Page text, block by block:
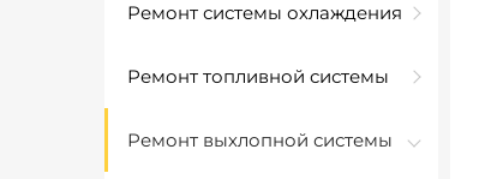
Ремонт системы охлаждения
Ремонт топливной системы
Ремонт выхлопной системы